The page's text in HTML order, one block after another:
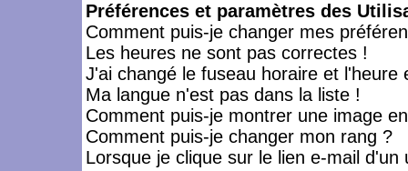
Préférences et paramètres des
Comment puis-je changer mes
Les heures ne sont pas correctes !
J'ai changé le fuseau horaire et l'heure
Ma langue n'est pas dans la liste !
Comment puis-je montrer une image
Comment puis-je changer mon rang ?
Lorsque je clique sur le lien e-mail